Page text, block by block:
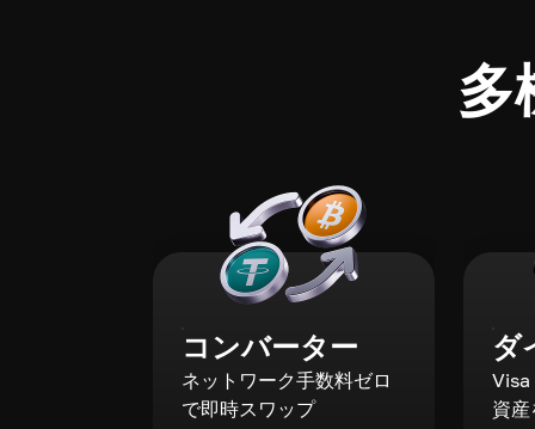
多
コンバーター
ネットワーク手数料ゼロ
で即時スワップ
ダ
資